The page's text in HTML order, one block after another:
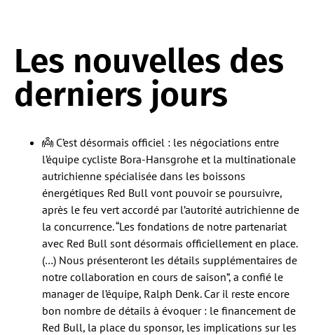
Les nouvelles des
derniers jours
👼 C’est désormais officiel : les négociations entre
l’équipe cycliste Bora-Hansgrohe et la multinationale
autrichienne spécialisée dans les boissons
énergétiques Red Bull vont pouvoir se poursuivre,
après le feu vert accordé par l’autorité autrichienne de
la concurrence. “Les fondations de notre partenariat
avec Red Bull sont désormais officiellement en place.
(…) Nous présenteront les détails supplémentaires de
notre collaboration en cours de saison”, a confié le
manager de l’équipe, Ralph Denk. Car il reste encore
bon nombre de détails à évoquer : le financement de
Red Bull, la place du sponsor, les implications sur les